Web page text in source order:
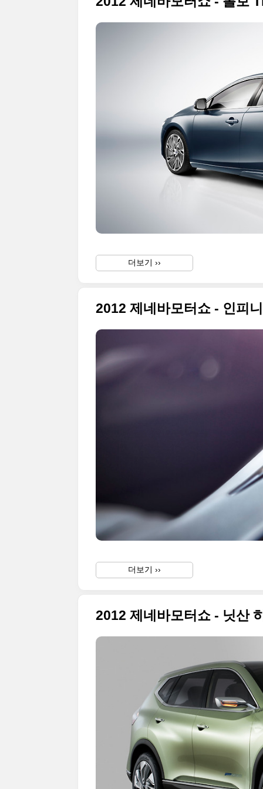
더보기 ››
2012 제네바모터쇼 - 인피
더보기 ››
2012 제네바모터쇼 - 닛산